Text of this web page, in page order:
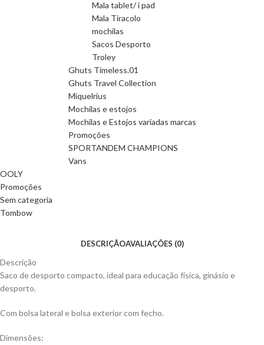
Mala tablet/ i pad
Mala Tiracolo
mochilas
Sacos Desporto
Troley
Ghuts Timeless.01
Ghuts Travel Collection
Miquelrius
Mochilas e estojos
Mochilas e Estojos variadas marcas
Promoções
SPORTANDEM CHAMPIONS
Vans
OOLY
Promoções
Sem categoria
Tombow
DESCRIÇÃOAVALIAÇÕES (0)
Descrição
Saco de desporto compacto, ideal para educação física, ginásio e
desporto.
Com bolsa lateral e bolsa exterior com fecho.
Dimensões: